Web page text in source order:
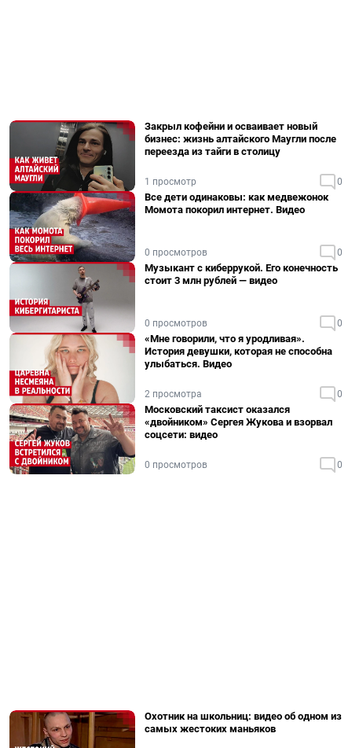
Закрыл кофейни и осваивает новый
бизнес: жизнь алтайского Маугли после
переезда из тайги в столицу
1 просмотр 0
Все дети одинаковы: как медвежонок
Момота покорил интернет. Видео
0 просмотров 0
Музыкант с киберрукой. Его конечность
стоит 3 млн рублей — видео
0 просмотров 0
«Мне говорили, что я уродливая».
История девушки, которая не способна
улыбаться. Видео
2 просмотра 0
Московский таксист оказался
«двойником» Сергея Жукова и взорвал
соцсети: видео
0 просмотров 0
Охотник на школьниц: видео об одном из
самых жестоких маньяков